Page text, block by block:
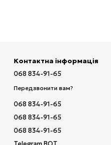
Контактна інформація
068 834-91-65
Передзвонити вам?
068 834-91-65
068 834-91-65
068 834-91-65